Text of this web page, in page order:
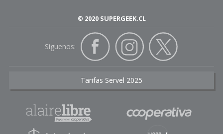
© 2020 SUPERGEEK.CL
Siguenos:
Tarifas Servel 2025